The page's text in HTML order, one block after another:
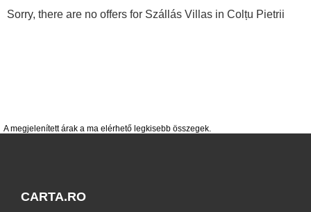
A megjelenített árak a ma elérhető legkisebb összegek.
Sorry, there are no offers for Szállás Villas in Colțu Pietrii
despre C A
login
CARTA.RO